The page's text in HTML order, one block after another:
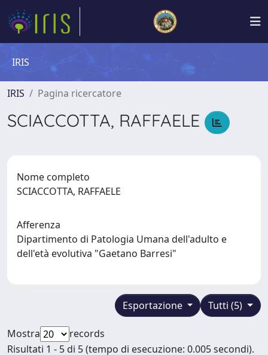
IRIS
IRIS Pagina ricercatore
SCIACCOTTA, RAFFAELE
Nome completo
SCIACCOTTA, RAFFAELE
Afferenza
Dipartimento di Patologia Umana dell'adulto e
dell'età evolutiva "Gaetano Barresi"
Tutti (5)
Esportazione
Mostra
records
Risultati 1 - 5 di 5 (tempo di esecuzione: 0.005 secondi).